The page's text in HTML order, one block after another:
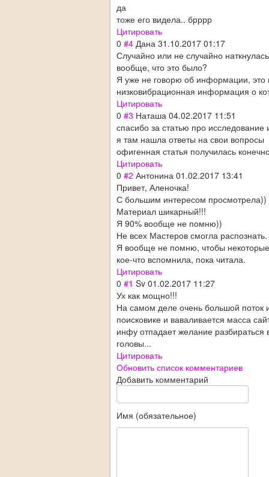
да
тоже его видела.. брррр
Цитировать
0 #4 Дана 31.10.2017 01:17
Случайно или не случайно
вообще, что это было?
Я уже не говорю об информации, это
низковибрационная информация о
Цитировать
0 #3 Наташа 04.02.2017 11:51
спасибо за статью про
я там нашла ответы на свои вопросы
офигенная статья получилась
Цитировать
0 #2 Антонина 01.02.2017 13:41
Привет, Аленочка!
С большим интересом просмотрела))
Материал шикарный!!!
Я 90% вообще не помню))
Не всех Мастеров смогла распознать.
Я вообще не помню, чтобы
кое-что вспомнила, пока читала.
Цитировать
0 #1 Sv 01.02.2017 11:27
Ух как мощно!!!
На самом деле очень большой
поисковике и ваваливается масса
инфу отпадает желание разбираться
головы...
Цитировать
Обновить список комментариев
Добавить комментарий
Имя (обязательное)